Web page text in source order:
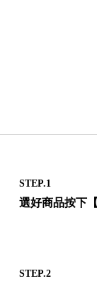
STEP.1
選好商品按下
STEP.2